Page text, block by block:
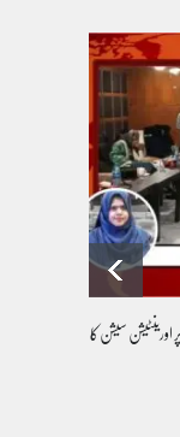
سیشن کا